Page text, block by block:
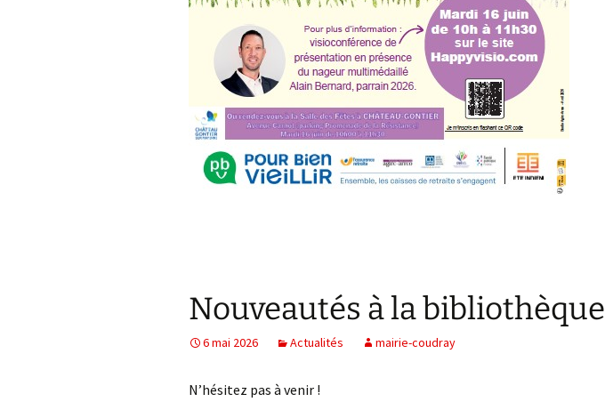
Nouveautés à la bibliothèque
6 mai 2026 Actualités mairie-coudray
N’hésitez pas à venir !